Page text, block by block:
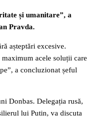
și umanitare”, a
Pravda.
așteptări excesive.
maximum acele soluții care
a concluzionat șeful
Donbas. Delegația rusă,
lui Putin, va discuta